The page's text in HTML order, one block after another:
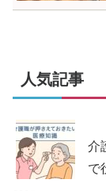
人気記事
介
で